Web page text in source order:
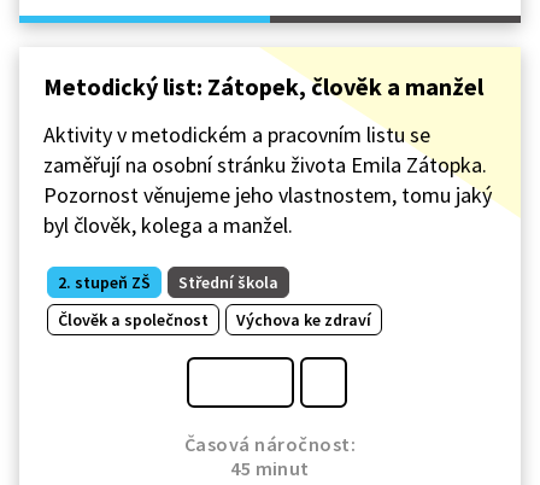
Metodický list: Zátopek, člověk a manžel
Aktivity v metodickém a pracovním listu se
zaměřují na osobní stránku života Emila Zátopka.
Pozornost věnujeme jeho vlastnostem, tomu jaký
byl člověk, kolega a manžel.
2. stupeň ZŠ
Střední škola
Člověk a společnost
Výchova ke zdraví
Časová náročnost:
45 minut